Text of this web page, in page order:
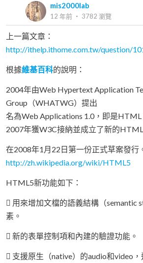
mis2000lab
12 年前 ‧ 3782 瀏覽
上一篇文章：
http://ithelp.ithome.com.tw/question/
根據維基百科的說明：
2004年由Web Hypertext Application
Group（WHATWG）提出
名為Web Applications 1.0，即是
2007年獲W3C接納並成立了新的
在2008年1月22日第一份正式草案發行
http://zh.wikipedia.org/wiki/HTML5
HTML5新功能如下：
 用來增加文檔的語義結構（semantic
素。
 新的表單控制項和內建的驗證功能。
 支援原生（native）的audio和video